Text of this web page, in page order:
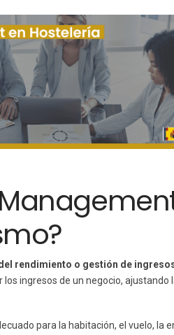
rendimiento o gestión de
ingresos de un negocio, ajustando
para la habitación, el vuelo, la